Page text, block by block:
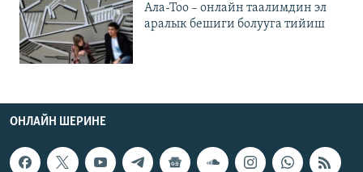
Ала-Тоо – онлайн таалимдин эл
аралык бешиги болууга тийиш
ОНЛАЙН ШЕРИНЕ